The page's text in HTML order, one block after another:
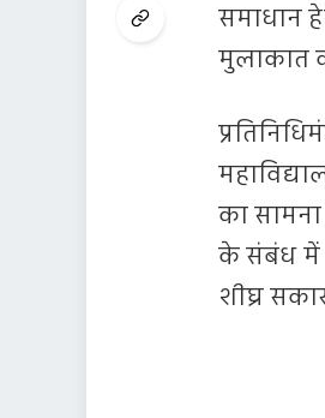
समाधान
मुलाकात
का
के संबंध में
शीघ्र